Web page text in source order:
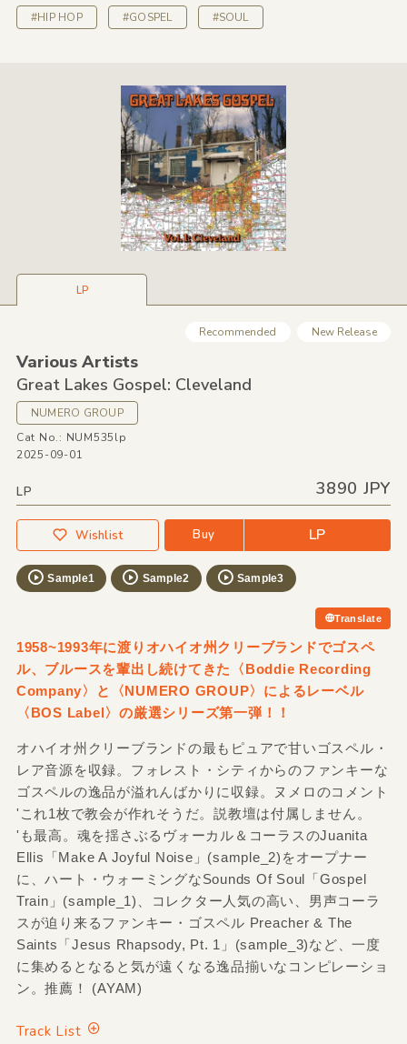
#HIP HOP #GOSPEL #SOUL
LP
Recommended New Release
Various Artists
Great Lakes Gospel: Cleveland
NUMERO GROUP
Cat No.: NUM535lp
2025-09-01
LP 3890 JPY
Wishlist Buy LP
Sample1 Sample2 Sample3
Translate
1958~1993年に渡りオハイオ州クリーブランドでゴスペ
ル、ブルースを輩出し続けてきた〈Boddie Recording
Company〉と〈NUMERO GROUP〉によるレーベル
〈BOS Label〉の厳選シリーズ第一弾！！
オハイオ州クリーブランドの最もピュアで甘いゴスペル・
レア音源を収録。フォレスト・シティからのファンキーな
ゴスペルの逸品が溢れんばかりに収録。ヌメロのコメント
'これ1枚で教会が作れそうだ。説教壇は付属しません。
'も最高。魂を揺さぶるヴォーカル＆コーラスのJuanita
Ellis「Make A Joyful Noise」(sample_2)をオープナー
に、ハート・ウォーミングなSounds Of Soul「Gospel
Train」(sample_1)、コレクター人気の高い、男声コーラ
スが迫り来るファンキー・ゴスペル Preacher & The
Saints「Jesus Rhapsody, Pt. 1」(sample_3)など、一度
に集めるとなると気が遠くなる逸品揃いなコンピレーショ
ン。推薦！ (AYAM)
Track List